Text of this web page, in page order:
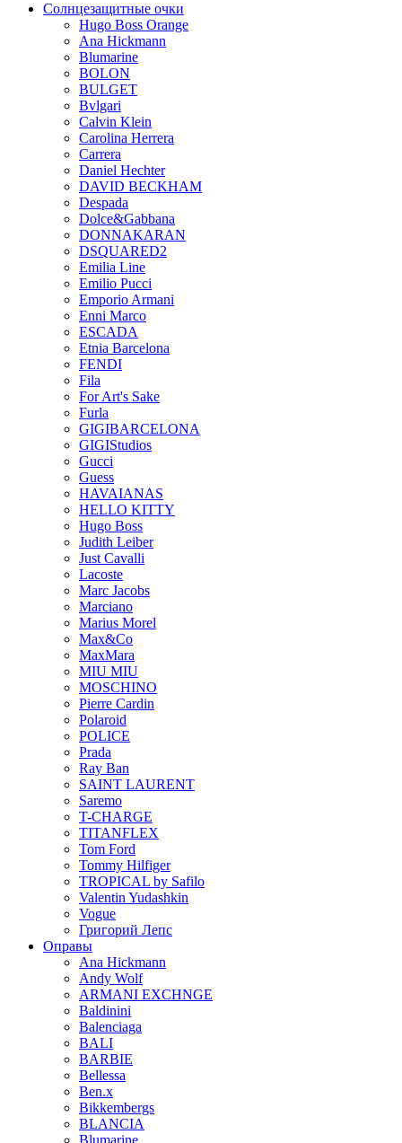
Солнцезащитные очки
Hugo Boss Orange
Ana Hickmann
Blumarine
BOLON
BULGET
Bvlgari
Calvin Klein
Carolina Herrera
Carrera
Daniel Hechter
DAVID BECKHAM
Despada
Dolce&Gabbana
DONNAKARAN
DSQUARED2
Emilia Line
Emilio Pucci
Emporio Armani
Enni Marco
ESCADA
Etnia Barcelona
FENDI
Fila
For Art's Sake
Furla
GIGIBARCELONA
GIGIStudios
Gucci
Guess
HAVAIANAS
HELLO KITTY
Hugo Boss
Judith Leiber
Just Cavalli
Lacoste
Marc Jacobs
Marciano
Marius Morel
Max&Co
MaxMara
MIU MIU
MOSCHINO
Pierre Cardin
Polaroid
POLICE
Prada
Ray Ban
SAINT LAURENT
Saremo
T-CHARGE
TITANFLEX
Tom Ford
Tommy Hilfiger
TROPICAL by Safilo
Valentin Yudashkin
Vogue
Григорий Лепс
Оправы
Ana Hickmann
Andy Wolf
ARMANI EXCHNGE
Baldinini
Balenciaga
BALI
BARBIE
Bellessa
Ben.x
Bikkembergs
BLANCIA
Blumarine